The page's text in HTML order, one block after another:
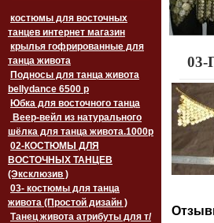
костюмы для восточных
танцев интернет магазин
крылья гофрированные для
танца живота
Подносы для танца живота
bellydance 6500 p
Юбка для восточного танца
Веер-вейл из натурального
шёлка для танца живота.1000p
02-КОСТЮМЫ ДЛЯ
ВОСТОЧНЫХ ТАНЦЕВ
(Эксклюзив )
03- костюмы для танца
живота (Простой дизайн )
Танец живота атрибуты для т/
03-